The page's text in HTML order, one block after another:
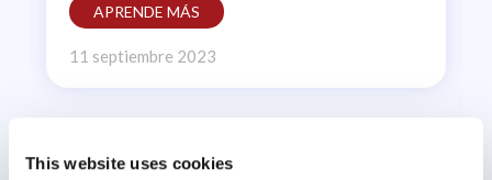
This website uses cookies
APRENDE MÁS
11 septiembre 2023